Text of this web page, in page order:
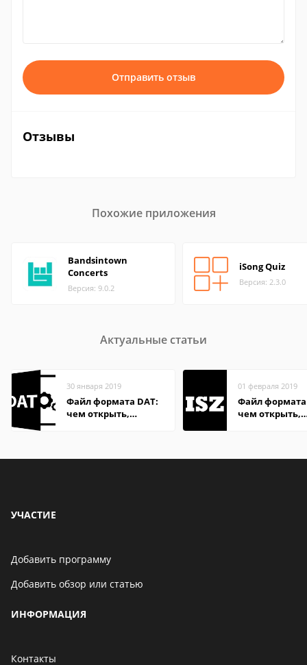
Отправить отзыв
Отзывы
Похожие приложения
Bandsintown
Concerts
Версия: 9.0.2
iSong Quiz
Версия: 2.3.0
Актуальные статьи
30 января 2019
Файл формата DAT:
чем открыть,
01 февраля 2019
Файл формата
чем открыть,
УЧАСТИЕ
Добавить программу
Добавить обзор или статью
ИНФОРМАЦИЯ
Контакты